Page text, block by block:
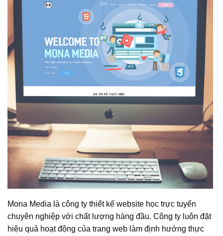
Mona Media là công ty thiết kế website học trực tuyến
chuyên nghiệp với chất lượng hàng đầu. Công ty luôn đặt
hiệu quả hoạt động của trang web làm định hướng thực